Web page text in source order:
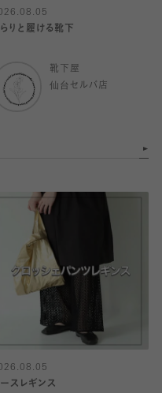
らりと履ける靴下
靴下屋
仙台セルバ店
ースレギンス